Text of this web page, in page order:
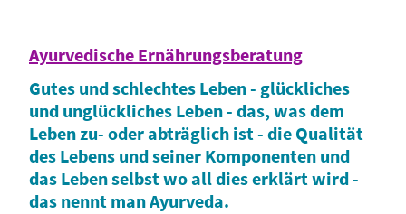
Ayurvedische Ernährungsberatung
Gutes und schlechtes Leben - glückliches
und unglückliches Leben - das, was dem
Leben zu- oder abträglich ist - die Qualität
des Lebens und seiner Komponenten und
das Leben selbst wo all dies erklärt wird -
das nennt man Ayurveda.